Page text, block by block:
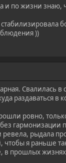
и по жизни знаю,
))
Свалилась в
раздаваться в
ровно,
гармонизации
ревела, рыдала
чтобы я раньше
в прошлых